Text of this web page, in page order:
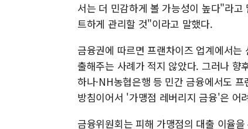
서는 더 민감하게 볼 가능성이 높다"라
트하게 관리할 것"이라고 말했다.
금융권에 따르면 프랜차이즈 업계에서
출해주는 사례가 적지 않았다. 그러나 향
하나·NH농협은행 등 민간 금융에서도
방침이어서 '가맹점 레버리지 금융'은 어
금융위원회는 피해 가맹점의 대출 이율